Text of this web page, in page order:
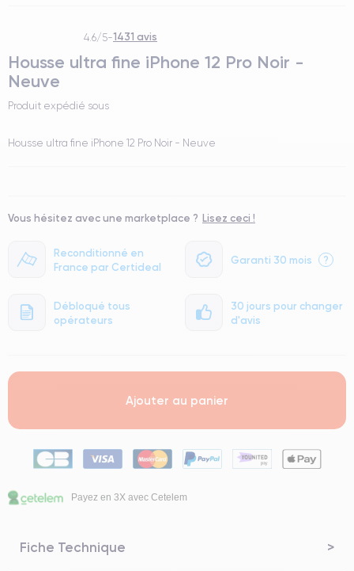
4.6/5-1431 avis
Housse ultra fine iPhone 12 Pro Noir -
Neuve
Produit expédié sous
Housse ultra fine iPhone 12 Pro Noir - Neuve
Reconditionné en
France par Certideal
Garanti 30 mois ?
Débloqué tous
opérateurs
30 jours pour changer
d'avis
Vous hésitez avec une marketplace ? Lisez ceci !
Ajouter au panier
Payez en 3X avec Cetelem
Fiche Technique